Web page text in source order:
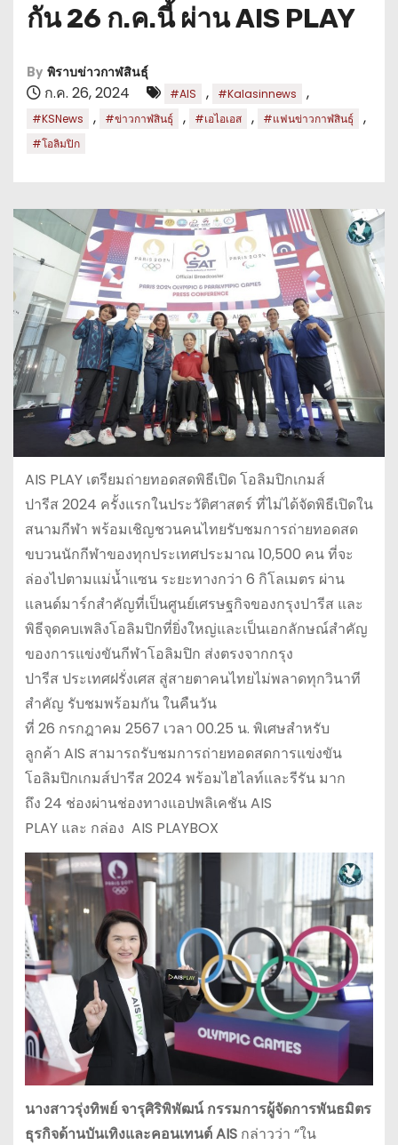
กัน 26 ก.ค.นี้ ผ่าน AIS PLAY
By พิราบข่าวกาฬสินธุ์
ก.ค. 26, 2024 #AIS , #Kalasinnews ,
#KSNews , #ข่าวกาฬสินธุ์ , #เอไอเอส , #แฟนข่าวกาฬสินธุ์ ,
#โอลิมปิก
AIS PLAY เตรียมถ่ายทอดสดพิธีเปิด โอลิมปิกเกมส์
ปารีส 2024 ครั้งแรกในประวัติศาสตร์ ที่ไม่ได้จัดพิธีเปิดใน
สนามกีฬา พร้อมเชิญชวนคนไทยรับชมการถ่ายทอดสด
ขบวนนักกีฬาของทุกประเทศประมาณ 10,500 คน ที่จะ
ล่องไปตามแม่น้ำแซน ระยะทางกว่า 6 กิโลเมตร ผ่าน
แลนด์มาร์กสำคัญที่เป็นศูนย์เศรษฐกิจของกรุงปารีส และ
พิธีจุดคบเพลิงโอลิมปิกที่ยิ่งใหญ่และเป็นเอกลักษณ์สำคัญ
ของการแข่งขันกีฬาโอลิมปิก ส่งตรงจากกรุง
ปารีส ประเทศฝรั่งเศส สู่สายตาคนไทยไม่พลาดทุกวินาที
สำคัญ รับชมพร้อมกัน ในคืนวัน
ที่ 26 กรกฎาคม 2567 เวลา 00.25 น. พิเศษสำหรับ
ลูกค้า AIS สามารถรับชมการถ่ายทอดสดการแข่งขัน
โอลิมปิกเกมส์ปารีส 2024 พร้อมไฮไลท์และรีรัน มาก
ถึง 24 ช่องผ่านช่องทางแอปพลิเคชัน AIS
PLAY และ กล่อง AIS PLAYBOX
นางสาวรุ่งทิพย์ จารุศิริพิพัฒน์ กรรมการผู้จัดการพันธมิตร
ธุรกิจด้านบันเทิงและคอนเทนต์AISกล่าวว่า “ใน